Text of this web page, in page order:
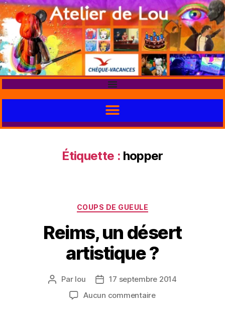
Étiquette : hopper
COUPS DE GUEULE
Reims, un désert
artistique ?
Par lou
17 septembre 2014
Aucun commentaire